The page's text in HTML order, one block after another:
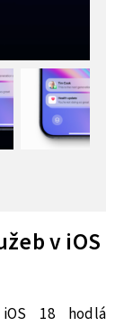
v iOS
18 hodlá